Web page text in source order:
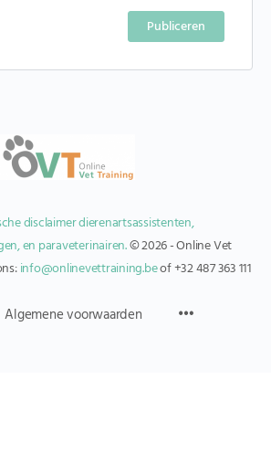
disclaimer dierenartsassistenten,
en paraveterinairen.© 2026 - Online Vet
info@onlinevettraining.beof +32 487 363 111
Algemene voorwaarden